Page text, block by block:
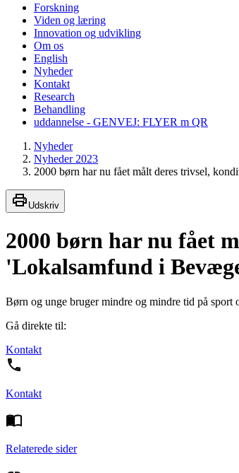
Forskning
Viden og læring
Innovation og udvikling
Om os
English
Nyheder
Kontakt
Research
Behandling
uddannelse - GENVEJ: FLYER m QR
Nyheder
Nyheder 2023
2000 børn har nu fået målt deres trivsel,
Udskriv
2000 børn har nu fået
'Lokalsamfund i
Børn og unge bruger mindre og mindre tid på
Gå direkte til:
Kontakt
Kontakt
Relaterede sider